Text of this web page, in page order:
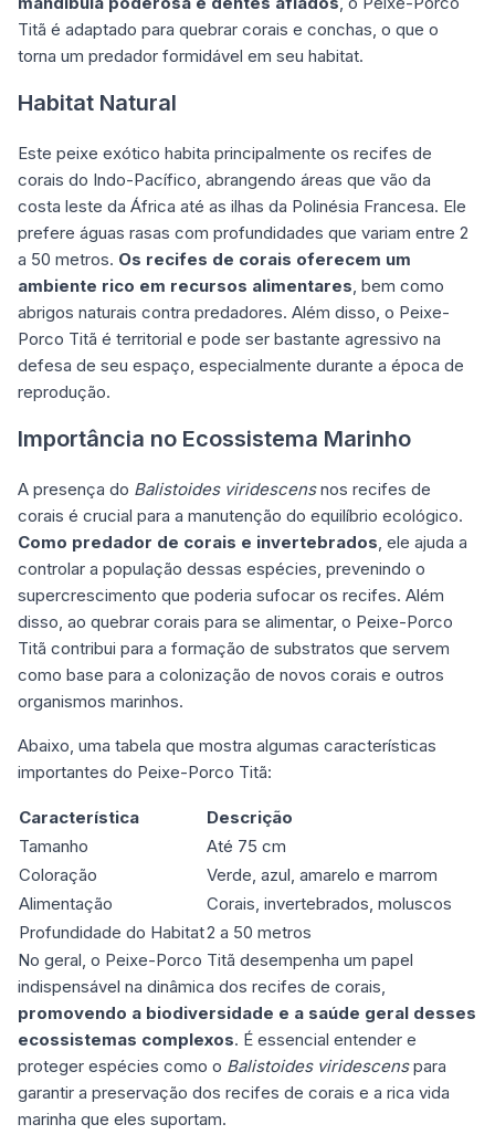
Titã é adaptado para quebrar corais e conchas, o que o
torna um predador formidável em seu habitat.
Habitat Natural
Este peixe exótico habita principalmente os recifes de
corais do Indo-Pacífico, abrangendo áreas que vão da
costa leste da África até as ilhas da Polinésia Francesa. Ele
prefere águas rasas com profundidades que variam entre 2
a 50 metros. Os recifes de corais oferecem um
ambiente rico em recursos alimentares, bem como
abrigos naturais contra predadores. Além disso, o Peixe-
Porco Titã é territorial e pode ser bastante agressivo na
defesa de seu espaço, especialmente durante a época de
reprodução.
Importância no Ecossistema Marinho
A presença do Balistoides viridescensnos recifes de
corais é crucial para a manutenção do equilíbrio ecológico.
Como predador de corais e invertebrados, ele ajuda a
controlar a população dessas espécies, prevenindo o
supercrescimento que poderia sufocar os recifes. Além
disso, ao quebrar corais para se alimentar, o Peixe-Porco
Titã contribui para a formação de substratos que servem
como base para a colonização de novos corais e outros
organismos marinhos.
Abaixo, uma tabela que mostra algumas características
importantes do Peixe-Porco Titã:
Característica
Descrição
Tamanho
Até 75 cm
Coloração
Verde, azul, amarelo e marrom
Alimentação
Corais, invertebrados, moluscos
Profundidade do Habitat2 a 50 metros
No geral, o Peixe-Porco Titã desempenha um papel
indispensável na dinâmica dos recifes de corais,
promovendo a biodiversidade e a saúde geral desses
ecossistemas complexos. É essencial entender e
proteger espécies como o Balistoides viridescenspara
garantir a preservação dos recifes de corais e a rica vida
marinha que eles suportam.